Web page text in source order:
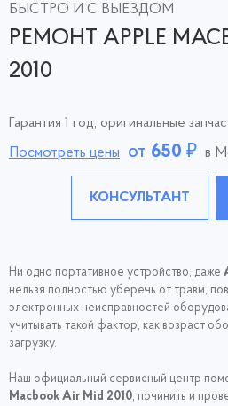
БЫСТРО И С ВЫЕЗДОМ
РЕМОНТ APPLE
2010
Гарантия 1 год, оригинальные
Посмотреть цены от 650 ₽ в
КОНСУЛЬТАНТ
Ни одно портативное устройство, даже
нельзя полностью уберечь от травм,
электронных неисправностей
учитывать такой фактор, как возраст
загрузку.
Наш официальный сервисный центр
Macbook Air Mid 2010, починить и